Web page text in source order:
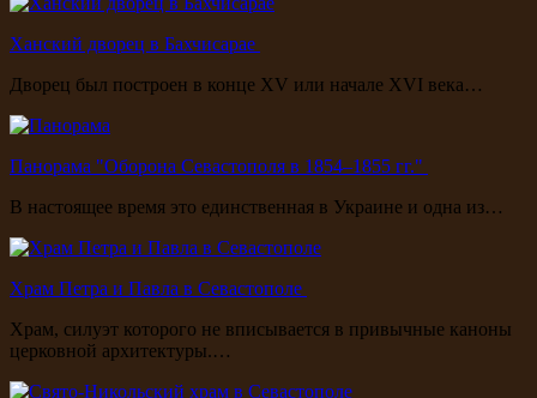
Ханский дворец в Бахчисарае
Дворец был построен в конце XV или начале XVI века…
Панорама "Оборона Севастополя в 1854–1855 гг."
В настоящее время это единственная в Украине и одна из…
Храм Петра и Павла в Севастополе
Храм, силуэт которого не вписывается в привычные каноны
церковной архитектуры.…